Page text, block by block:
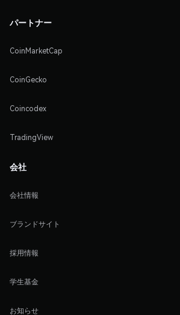
パートナー
CoinMarketCap
CoinGecko
Coincodex
TradingView
会社
会社情報
ブランドサイト
採用情報
学生基金
お知らせ